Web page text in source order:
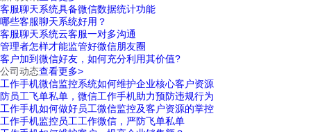
客服聊天系统具备微信数据统计功能
哪些客服聊天系统好用？
客服聊天系统云客服一对多沟通
管理者怎样才能监管好微信朋友圈
客户加到微信好友，如何充分利用其价值?
公司动态查看更多>
工作手机微信监控系统如何维护企业核心客户资源
防员工飞单私单，微信工作手机助力预防违规行为
工作手机如何做好员工微信监控及客户资源的掌控
工作手机监控员工工作微信，严防飞单私单